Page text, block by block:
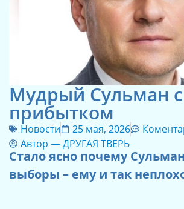
Мудрый Сульман с
прибытком
Новости 25 мая, 2026
Автор —ДРУГАЯ ТВЕРЬ
Стало ясно почему
выборы – ему и так